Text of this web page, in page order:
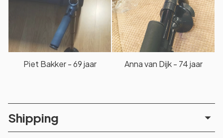
Piet Bakker - 69 jaar Anna van Dijk - 74 jaar
Shipping